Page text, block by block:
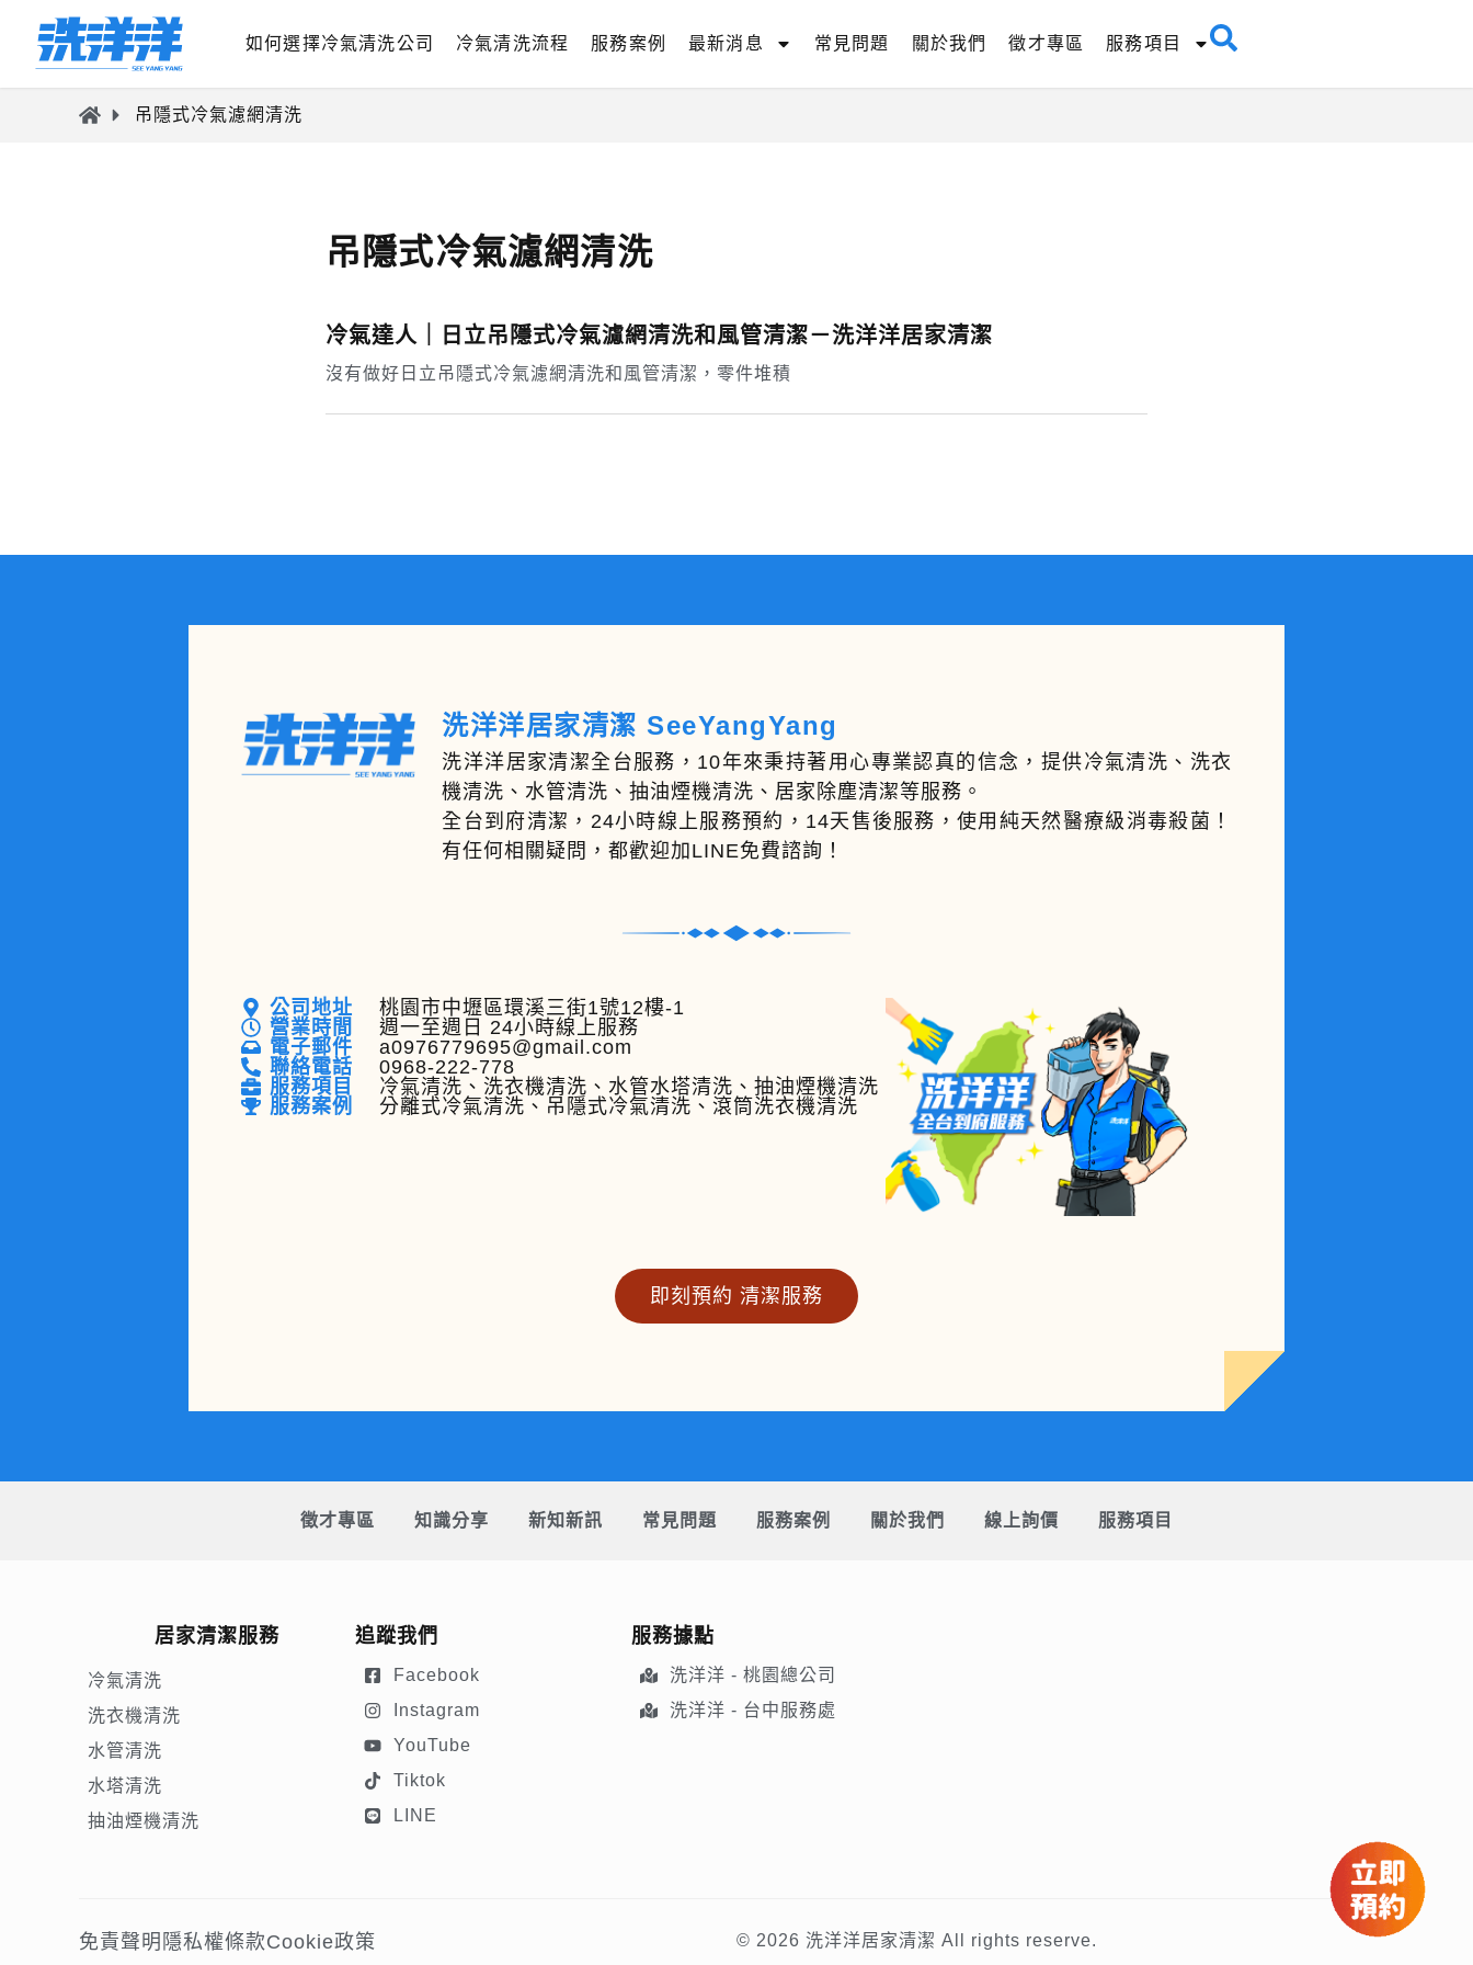
如何選擇冷氣清洗公司 冷氣清洗流程 服務案例 最新消息 常見問題 關於我們 徵才專區 服務項目
吊隱式冷氣濾網清洗
吊隱式冷氣濾網清洗
冷氣達人｜日立吊隱式冷氣濾網清洗和風管清潔－洗洋洋居家清潔
沒有做好日立吊隱式冷氣濾網清洗和風管清潔，零件堆積
洗洋洋居家清潔 SeeYangYang
洗洋洋居家清潔全台服務，10年來秉持著用心專業認真的信念，提供冷氣清洗、洗衣
機清洗、水管清洗、抽油煙機清洗、居家除塵清潔等服務。
全台到府清潔，24小時線上服務預約，14天售後服務，使用純天然醫療級消毒殺菌！
有任何相關疑問，都歡迎加LINE免費諮詢！
公司地址
桃園市中壢區環溪三街1號12樓-1
營業時間
週一至週日 24小時線上服務
電子郵件
a0976779695@gmail.com
聯絡電話
0968-222-778
服務項目
冷氣清洗、洗衣機清洗、水管水塔清洗、抽油煙機清洗
服務案例
分離式冷氣清洗、吊隱式冷氣清洗、滾筒洗衣機清洗
即刻預約 清潔服務
徵才專區 知識分享 新知新訊 常見問題 服務案例 關於我們 線上詢價 服務項目
居家清潔服務
冷氣清洗
洗衣機清洗
水管清洗
水塔清洗
抽油煙機清洗
追蹤我們
Facebook
Instagram
YouTube
Tiktok
LINE
服務據點
洗洋洋 - 桃園總公司
洗洋洋 - 台中服務處
免責聲明 隱私權條款Cookie政策 © 2026 洗洋洋居家清潔 All rights reserve.